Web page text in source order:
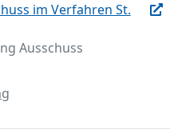
im Verfahren St.
Ausschuss